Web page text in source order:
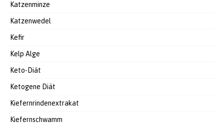
Katzenminze
Katzenwedel
Kefir
Kelp Alge
Keto-Diät
Ketogene Diät
Kiefernrindenextrakat
Kiefernschwamm